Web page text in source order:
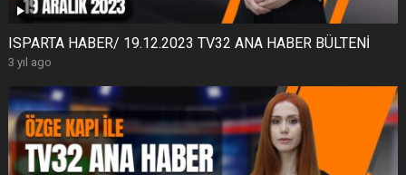
ISPARTA HABER/ 19.12.2023 TV32 ANA HABER BÜLTENİ
3 yıl ago